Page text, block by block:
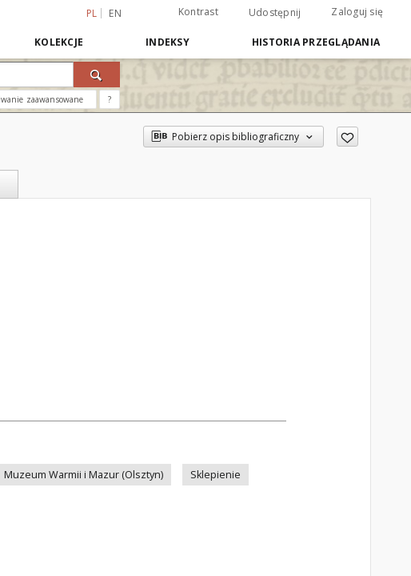
PL EN Kontrast Udostępnij Zaloguj się
KOLEKCJE INDEKSY HISTORIA PRZEGLĄDANIA
zaawansowane ?
Pobierz opis bibliograficzny
Muzeum Warmii i Mazur (Olsztyn)
Sklepienie